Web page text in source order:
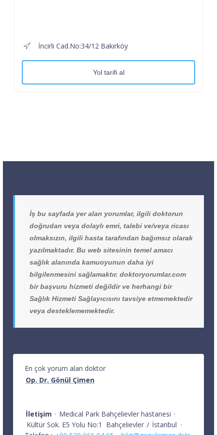
İncirli Cad.No:34/12 Bakırköy
Yol tarifi al
İş bu sayfada yer alan yorumlar, ilgili doktorun
doğrudan veya dolaylı emri, talebi ve/veya ricası
olmaksızın, ilgili hasta tarafından bağımsız olarak
yazılmaktadır. Bu web sitesinin temel amacı
sağlık alanında kamuoyunun daha iyi
bilgilenmesini sağlamaktır. doktoryorumlar.com
bir başvuru hizmeti değildir ve herhangi bir
Sağlık Hizmeti Sağlayıcısını tavsiye etmemektedir
veya desteklememektedir.
En çok yorum alan doktor
Op. Dr. Gönül Çimen
İletişim · Medical Park Bahçelievler hastanesi ·
Kültür Sok. E5 Yolu No:1
Bahçelievler / İstanbul ·